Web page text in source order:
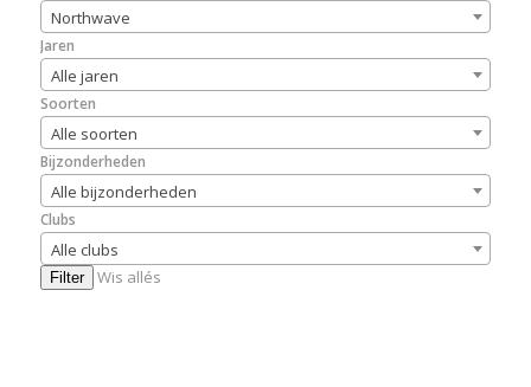
Northwave
Jaren
Alle jaren
Soorten
Alle soorten
Bijzonderheden
Alle bijzonderheden
Clubs
Alle clubs
Filter Wis allés